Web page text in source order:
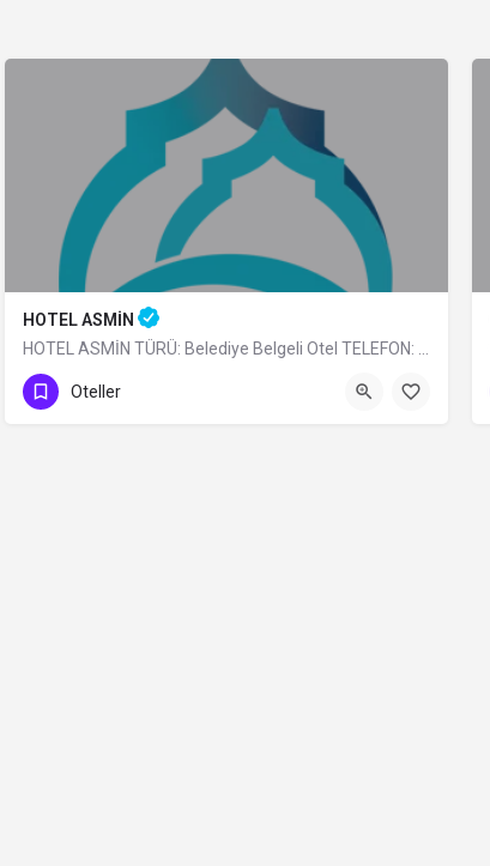
HOTEL ASMİN
HOTEL ASMİN TÜRÜ: Belediye Belgeli Otel TELEFON: 0 (224) 225 10 24
0 (224)225 10 24
Oteller